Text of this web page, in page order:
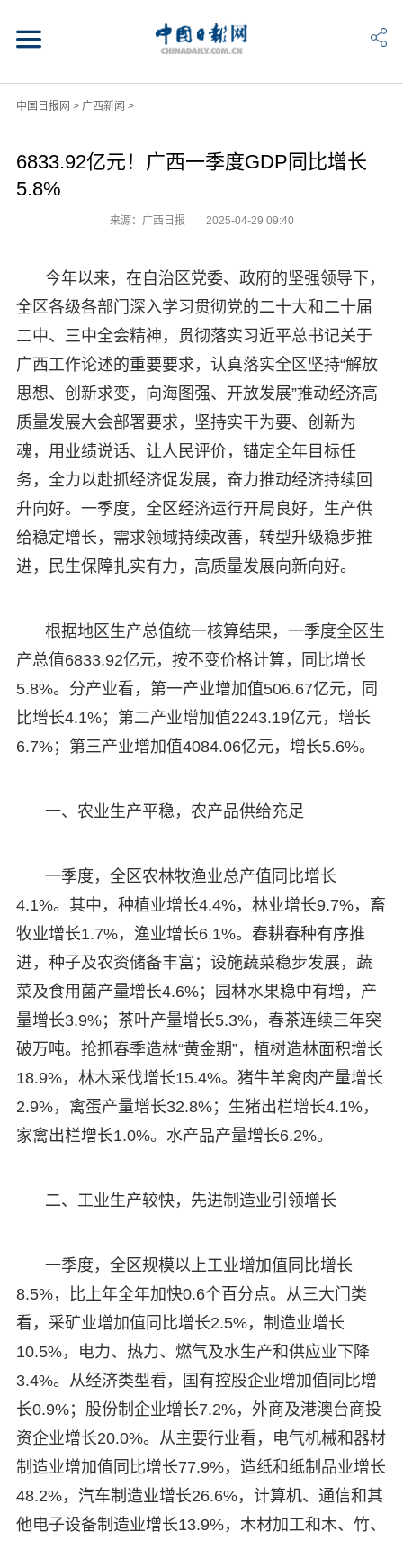
中国日报网 > 广西新闻 >
6833.92亿元！广西一季度GDP同比增长
5.8%
来源：广西日报 2025-04-29 09:40
今年以来，在自治区党委、政府的坚强领导下，
全区各级各部门深入学习贯彻党的二十大和二十届
二中、三中全会精神，贯彻落实习近平总书记关于
广西工作论述的重要要求，认真落实全区坚持“解放
思想、创新求变，向海图强、开放发展”推动经济高
质量发展大会部署要求，坚持实干为要、创新为
魂，用业绩说话、让人民评价，锚定全年目标任
务，全力以赴抓经济促发展，奋力推动经济持续回
升向好。一季度，全区经济运行开局良好，生产供
给稳定增长，需求领域持续改善，转型升级稳步推
进，民生保障扎实有力，高质量发展向新向好。
根据地区生产总值统一核算结果，一季度全区生
产总值6833.92亿元，按不变价格计算，同比增长
5.8%。分产业看，第一产业增加值506.67亿元，同
比增长4.1%；第二产业增加值2243.19亿元，增长
6.7%；第三产业增加值4084.06亿元，增长5.6%。
一、农业生产平稳，农产品供给充足
一季度，全区农林牧渔业总产值同比增长
4.1%。其中，种植业增长4.4%，林业增长9.7%，畜
牧业增长1.7%，渔业增长6.1%。春耕春种有序推
进，种子及农资储备丰富；设施蔬菜稳步发展，蔬
菜及食用菌产量增长4.6%；园林水果稳中有增，产
量增长3.9%；茶叶产量增长5.3%，春茶连续三年突
破万吨。抢抓春季造林“黄金期”，植树造林面积增长
18.9%，林木采伐增长15.4%。猪牛羊禽肉产量增长
2.9%，禽蛋产量增长32.8%；生猪出栏增长4.1%，
家禽出栏增长1.0%。水产品产量增长6.2%。
二、工业生产较快，先进制造业引领增长
一季度，全区规模以上工业增加值同比增长
8.5%，比上年全年加快0.6个百分点。从三大门类
看，采矿业增加值同比增长2.5%，制造业增长
10.5%，电力、热力、燃气及水生产和供应业下降
3.4%。从经济类型看，国有控股企业增加值同比增
长0.9%；股份制企业增长7.2%，外商及港澳台商投
资企业增长20.0%。从主要行业看，电气机械和器材
制造业增加值同比增长77.9%，造纸和纸制品业增长
48.2%，汽车制造业增长26.6%，计算机、通信和其
他电子设备制造业增长13.9%，木材加工和木、竹、